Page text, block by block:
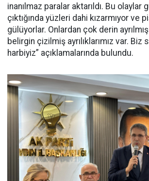
inanılmaz paralar aktarıldı. Bu olaylar
çıktığında yüzleri dahi kızarmıyor ve
gülüyorlar. Onlardan çok derin ayrılmış
belirgin çizilmiş ayrılıklarımız var. Biz
harbiyiz” açıklamalarında bulundu.